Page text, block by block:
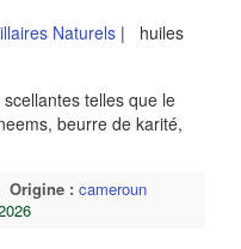
Naturels| huiles
telles que le
beurre de karité,
Origine : cameroun